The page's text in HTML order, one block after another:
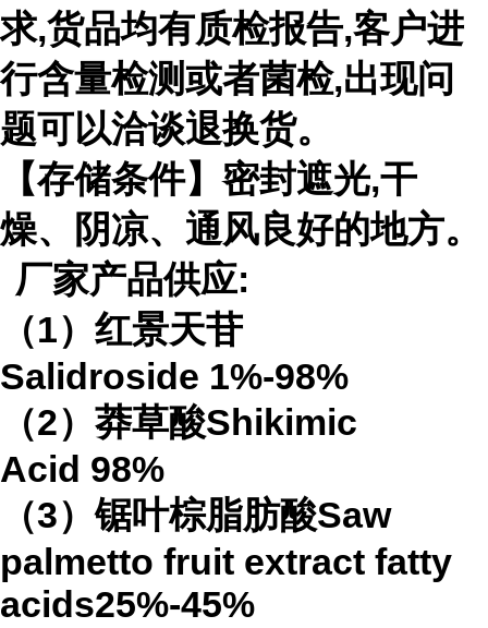
求,货品均有质检报告,客户进
行含量检测或者菌检,出现问
题可以洽谈退换货。
【存储条件】密封遮光,干
燥、阴凉、通风良好的地方。
厂家产品供应:
（1）红景天苷
Salidroside 1%-98%
（2）莽草酸Shikimic
Acid 98%
（3）锯叶棕脂肪酸Saw
palmetto fruit extract fatty
acids25%-45%